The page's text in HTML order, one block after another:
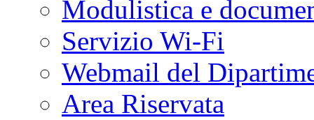
Modulistica e
Servizio Wi-Fi
Webmail del
Area Riservata